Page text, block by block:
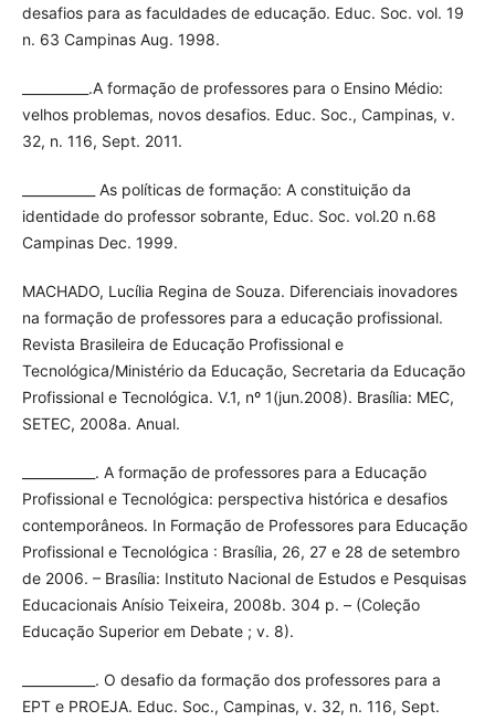
desafios para as faculdades de educação. Educ. Soc. vol. 19
n. 63 Campinas Aug. 1998.
__________.A formação de professores para o Ensino Médio:
velhos problemas, novos desafios. Educ. Soc., Campinas, v.
32, n. 116, Sept. 2011.
___________ As políticas de formação: A constituição da
identidade do professor sobrante, Educ. Soc. vol.20 n.68
Campinas Dec. 1999.
MACHADO, Lucília Regina de Souza. Diferenciais inovadores
na formação de professores para a educação profissional.
Revista Brasileira de Educação Profissional e
Tecnológica/Ministério da Educação, Secretaria da Educação
Profissional e Tecnológica. V.1, nº 1(jun.2008). Brasília: MEC,
SETEC, 2008a. Anual.
___________. A formação de professores para a Educação
Profissional e Tecnológica: perspectiva histórica e desafios
contemporâneos. In Formação de Professores para Educação
Profissional e Tecnológica : Brasília, 26, 27 e 28 de setembro
de 2006. – Brasília: Instituto Nacional de Estudos e Pesquisas
Educacionais Anísio Teixeira, 2008b. 304 p. – (Coleção
Educação Superior em Debate ; v. 8).
___________. O desafio da formação dos professores para a
EPT e PROEJA. Educ. Soc., Campinas, v. 32, n. 116, Sept.